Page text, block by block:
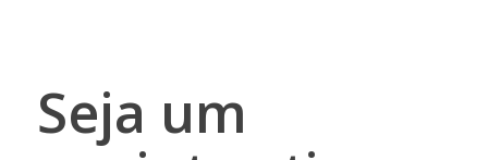
Seja um